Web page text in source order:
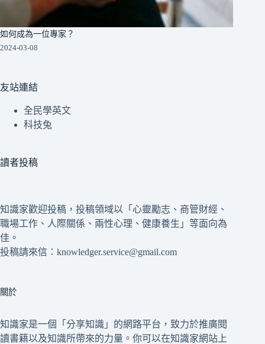
如何成為一位專家？
2024-03-08
友站連結
全民學英文
科技兔
讀者投稿
知識家歡迎投稿，投稿領域以「心靈勵志、商管財經、
職場工作、人際關係、兩性心理、健康養生」等面向為
佳。
投稿請來信：knowledger.service@gmail.com
關於
知識家是一個「分享知識」的網路平台，致力於推廣閱
讀書籍以及知識所帶來的力量。你可以在知識家網站上